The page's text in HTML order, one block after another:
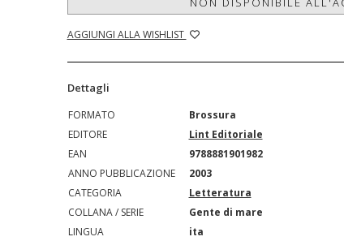
AGGIUNGI ALLA WISHLIST
Dettagli
FORMATO
Brossura
EDITORE
Lint Editoriale
EAN
9788881901982
ANNO PUBBLICAZIONE
2003
CATEGORIA
Letteratura
COLLANA / SERIE
Gente di mare
LINGUA
ita